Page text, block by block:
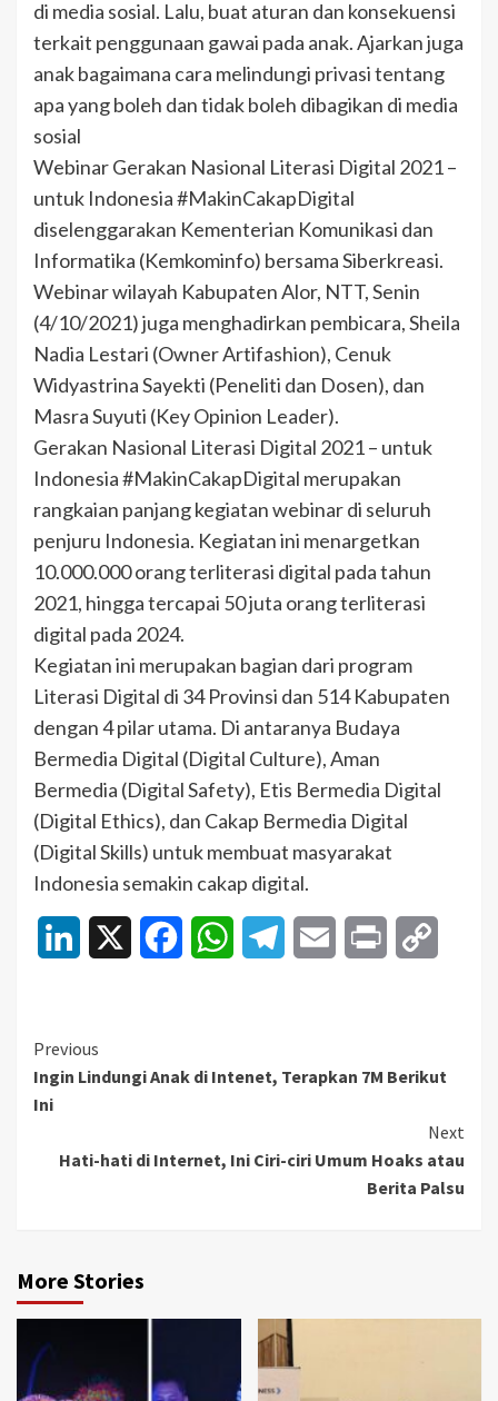
di media sosial. Lalu, buat aturan dan konsekuensi
terkait penggunaan gawai pada anak. Ajarkan juga
anak bagaimana cara melindungi privasi tentang
apa yang boleh dan tidak boleh dibagikan di media
sosial
Webinar Gerakan Nasional Literasi Digital 2021 –
untuk Indonesia #MakinCakapDigital
diselenggarakan Kementerian Komunikasi dan
Informatika (Kemkominfo) bersama Siberkreasi.
Webinar wilayah Kabupaten Alor, NTT, Senin
(4/10/2021) juga menghadirkan pembicara, Sheila
Nadia Lestari (Owner Artifashion), Cenuk
Widyastrina Sayekti (Peneliti dan Dosen), dan
Masra Suyuti (Key Opinion Leader).
Gerakan Nasional Literasi Digital 2021 – untuk
Indonesia #MakinCakapDigital merupakan
rangkaian panjang kegiatan webinar di seluruh
penjuru Indonesia. Kegiatan ini menargetkan
10.000.000 orang terliterasi digital pada tahun
2021, hingga tercapai 50 juta orang terliterasi
digital pada 2024.
Kegiatan ini merupakan bagian dari program
Literasi Digital di 34 Provinsi dan 514 Kabupaten
dengan 4 pilar utama. Di antaranya Budaya
Bermedia Digital (Digital Culture), Aman
Bermedia (Digital Safety), Etis Bermedia Digital
(Digital Ethics), dan Cakap Bermedia Digital
(Digital Skills) untuk membuat masyarakat
Indonesia semakin cakap digital.
LinkedIn FacebookWhatsAppTelegramEmail Print
Continue
Reading
Previous
Ingin Lindungi Anak di Intenet, Terapkan 7M Berikut
Ini
Next
Hati-hati di Internet, Ini Ciri-ciri Umum Hoaks atau
Berita Palsu
More Stories